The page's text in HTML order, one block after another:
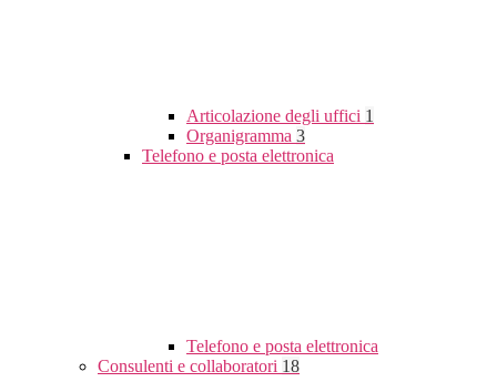
Articolazione degli uffici 1
Organigramma 3
Telefono e posta elettronica
Telefono e posta elettronica
Consulenti e collaboratori 18